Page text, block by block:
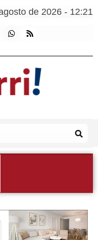
de 2026 - 12:21